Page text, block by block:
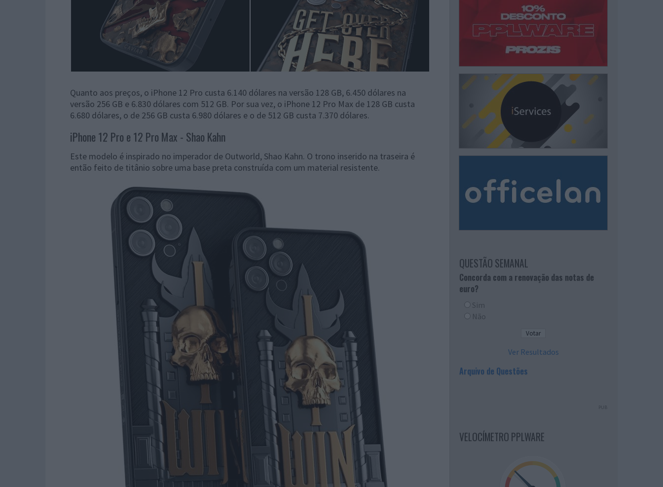
Quanto aos preços, o iPhone 12 Pro custa 6.140 dólares na versão 128 GB, 6.450 dólares na
versão 256 GB e 6.830 dólares com 512 GB. Por sua vez, o iPhone 12 Pro Max de 128 GB custa
6.680 dólares, o de 256 GB custa 6.980 dólares e o de 512 GB custa 7.370 dólares.
iPhone 12 Pro e 12 Pro Max - Shao Kahn
Este modelo é inspirado no imperador de Outworld, Shao Kahn. O trono inserido na traseira é
então feito de titânio sobre uma base preta construída com um material resistente.
QUESTÃO SEMANAL
Concorda com a renovação das notas de
euro?
Sim
Não
Ver Resultados
Arquivo de Questões
PUB
VELOCÍMETRO PPLWARE